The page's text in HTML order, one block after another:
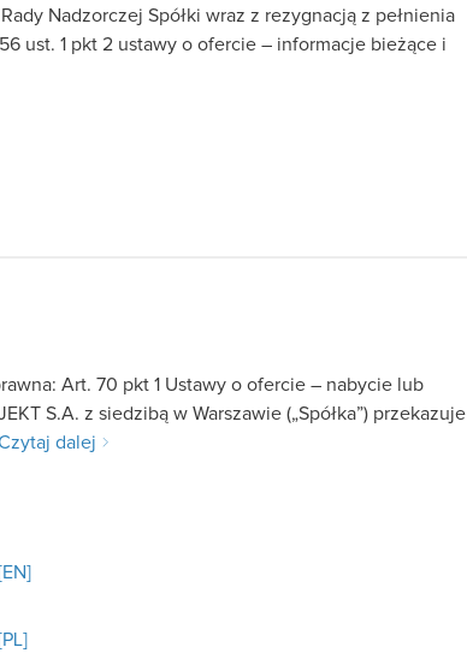
Nadzorczej Spółki wraz z rezygnacją z pełnienia
ust. 1 pkt 2 ustawy o ofercie – informacje bieżące i
Art. 70 pkt 1 Ustawy o ofercie – nabycie lub
S.A. z siedzibą w Warszawie („Spółka”) przekazuje
dalej